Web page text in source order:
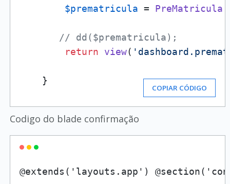
$prematricula = PreMatricula
// dd($prematricula);
return
view(
    }
COPIAR CÓDIGO
Codigo do blade confirmação
@extends('layouts.app')